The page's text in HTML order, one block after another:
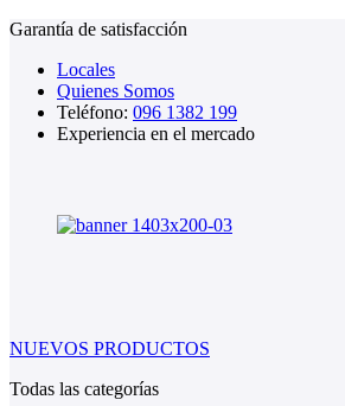
Garantía de satisfacción
Locales
Quienes Somos
Teléfono: 096 1382 199
Experiencia en el mercado
NUEVOS PRODUCTOS
Todas las categorías